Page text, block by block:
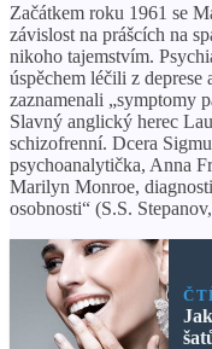
Začátkem roku 1961 se
závislost na prášcích na
nikoho tajemstvím.
úspěchem léčili z deprese
zaznamenali „symptomy
Slavný anglický herec
schizofrenní. Dcera
psychoanalytička, Anna
Marilyn Monroe,
osobnosti“ (S.S.